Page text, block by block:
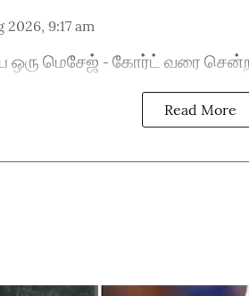
2026, 9:17 am
ஒரு மெசேஜ் - கோர்ட் வரை
Read More